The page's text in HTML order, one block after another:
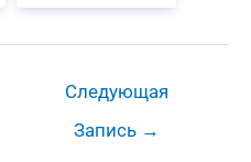
Следующая
Запись →